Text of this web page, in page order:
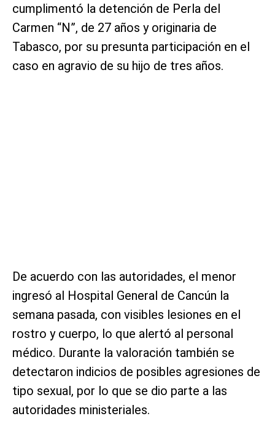
cumplimentó la detención de Perla del
Carmen “N”, de 27 años y originaria de
Tabasco, por su presunta participación en el
caso en agravio de su hijo de tres años.
De acuerdo con las autoridades, el menor
ingresó al Hospital General de Cancún la
semana pasada, con visibles lesiones en el
rostro y cuerpo, lo que alertó al personal
médico. Durante la valoración también se
detectaron indicios de posibles agresiones de
tipo sexual, por lo que se dio parte a las
autoridades ministeriales.